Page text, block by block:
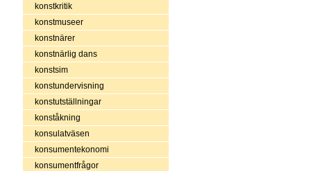
konstkritik
konstmuseer
konstnärer
konstnärlig dans
konstsim
konstundervisning
konstutställningar
konståkning
konsulatväsen
konsumentekonomi
konsumentfrågor